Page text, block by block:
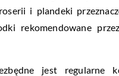
i plandeki
rekomendowane
jest regularne